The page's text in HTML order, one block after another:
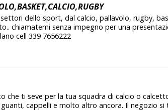
dello sport, dal calcio, pallavolo, rugby,
chiamatemi senza impegno per una
cell 339 7656222
che ti seve per la tua squadra di calcio o
cappelli e molto altro ancora. Il negozio si